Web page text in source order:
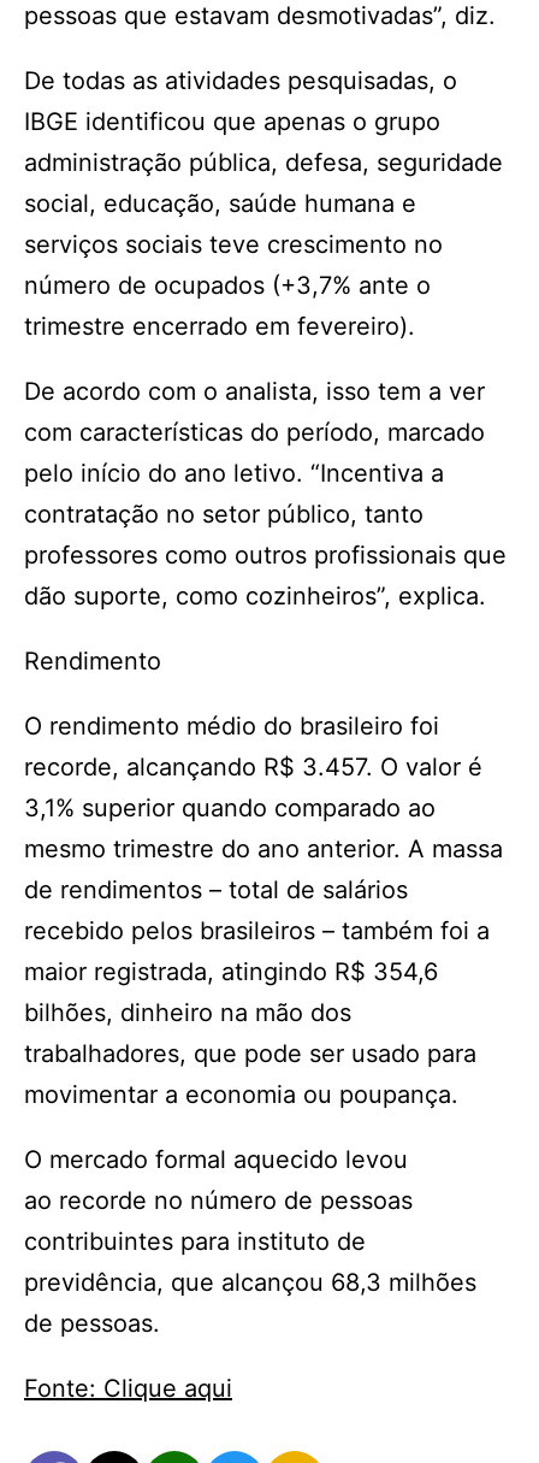
pessoas que estavam desmotivadas”, diz.
De todas as atividades pesquisadas, o
IBGE identificou que apenas o grupo
administração pública, defesa, seguridade
social, educação, saúde humana e
serviços sociais teve crescimento no
número de ocupados (+3,7% ante o
trimestre encerrado em fevereiro).
De acordo com o analista, isso tem a ver
com características do período, marcado
pelo início do ano letivo. “Incentiva a
contratação no setor público, tanto
professores como outros profissionais que
dão suporte, como cozinheiros”, explica.
Rendimento
O rendimento médio do brasileiro foi
recorde, alcançando R$ 3.457. O valor é
3,1% superior quando comparado ao
mesmo trimestre do ano anterior. A massa
de rendimentos – total de salários
recebido pelos brasileiros – também foi a
maior registrada, atingindo R$ 354,6
bilhões, dinheiro na mão dos
trabalhadores, que pode ser usado para
movimentar a economia ou poupança.
O mercado formal aquecido levou
ao recorde no número de pessoas
contribuintes para instituto de
previdência, que alcançou 68,3 milhões
de pessoas.
Fonte: Clique aqui